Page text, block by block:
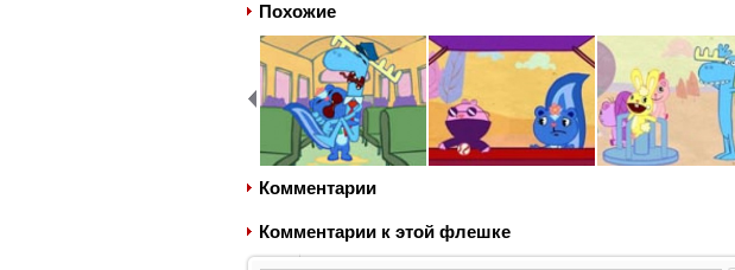
Похожие
Комментарии
Комментарии к этой флешке